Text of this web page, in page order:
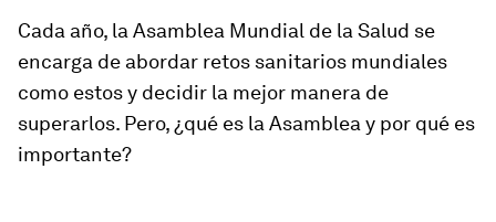
Cada año, la Asamblea Mundial de la Salud se
encarga de abordar retos sanitarios mundiales
como estos y decidir la mejor manera de
superarlos. Pero, ¿qué es la Asamblea y por qué es
importante?